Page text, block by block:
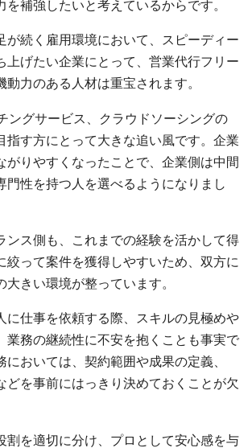
を補強したいと考えているからです。
が続く雇用環境において、スピーディー
上げたい企業にとって、営業代行フリー
動力のある人材は重宝されます。
ングサービス、クラウドソーシングの
指す方にとって大きな追い風です。企業
がりやすくなったことで、企業側は中間
門性を持つ人を選べるようになりまし
ンス側も、これまでの経験を活かして得
絞って案件を獲得しやすいため、双方に
大きい環境が整っています。
に仕事を依頼する際、スキルの見極めや
業務の継続性に不安を抱くことも事実で
においては、契約範囲や成果の定義、
どを事前にはっきり決めておくことが欠
割を適切に分け、プロとして安心感を与